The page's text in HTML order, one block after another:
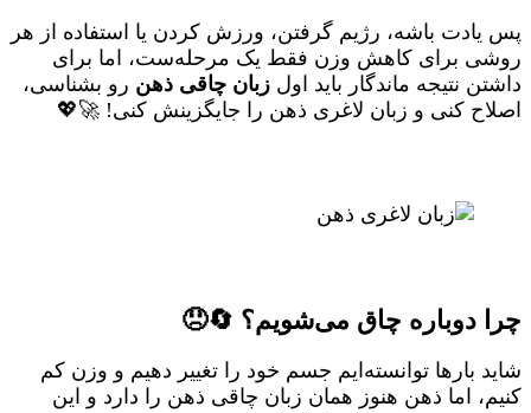
پس یادت باشه، رژیم گرفتن، ورزش کردن یا استفاده از هر
روشی برای کاهش وزن فقط یک مرحله‌ست، اما برای
داشتن نتیجه ماندگار باید اول زبان چاقی ذهن رو بشناسی،
اصلاح کنی و زبان لاغری ذهن را جایگزینش کنی! 🚀💖
چرا دوباره چاق می‌شویم؟ 🔄😞
شاید بارها توانسته‌ایم جسم خود را تغییر دهیم و وزن کم
کنیم، اما ذهن هنوز همان زبان چاقی ذهن را دارد و این